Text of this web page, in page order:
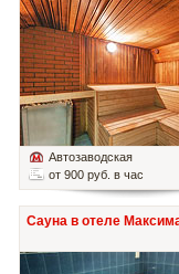
Автозаводская
от 900 руб. в час
Сауна в отеле